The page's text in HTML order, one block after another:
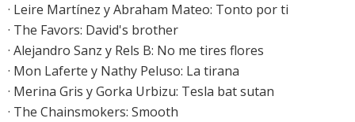
· Leire Martínez y Abraham Mateo: Tonto por ti
· The Favors: David's brother
· Alejandro Sanz y Rels B: No me tires flores
· Mon Laferte y Nathy Peluso: La tirana
· Merina Gris y Gorka Urbizu: Tesla bat sutan
· The Chainsmokers: Smooth